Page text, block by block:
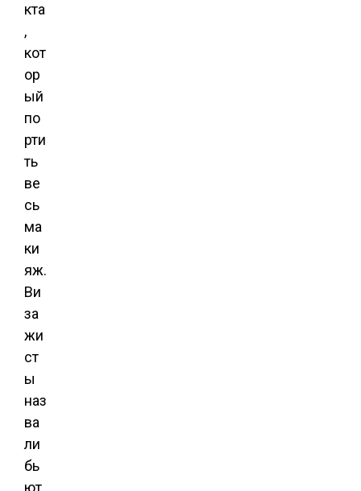
кта
,
кот
ор
ый
по
рти
ть
ве
сь
ма
ки
яж.
Ви
за
жи
ст
ы
наз
ва
ли
бь
ют